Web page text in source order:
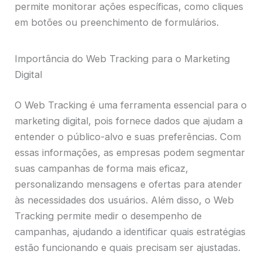
permite monitorar ações específicas, como cliques
em botões ou preenchimento de formulários.
Importância do Web Tracking para o Marketing
Digital
O Web Tracking é uma ferramenta essencial para o
marketing digital, pois fornece dados que ajudam a
entender o público-alvo e suas preferências. Com
essas informações, as empresas podem segmentar
suas campanhas de forma mais eficaz,
personalizando mensagens e ofertas para atender
às necessidades dos usuários. Além disso, o Web
Tracking permite medir o desempenho de
campanhas, ajudando a identificar quais estratégias
estão funcionando e quais precisam ser ajustadas.